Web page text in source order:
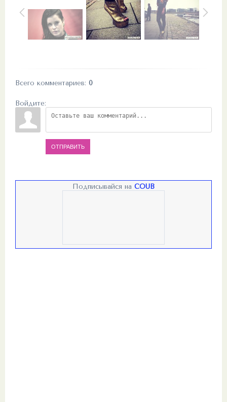
Всего комментариев: 0
Войдите:
ОТПРАВИТЬ
Подписывайся на COUB